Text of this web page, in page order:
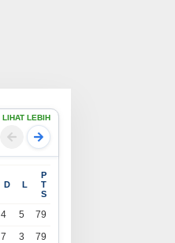
PRESTASI MENDUNIA, FASILITAS
MEMPRIHATINKAN! Di Balik
Gemilangnya SMAN 26 Garut,
Lapangan Hoki Rusak, Masjid
Tak Lagi Mampu Tampung
LIHAT LEBIH
D L
P
T
S
4 5
79
7 3
79